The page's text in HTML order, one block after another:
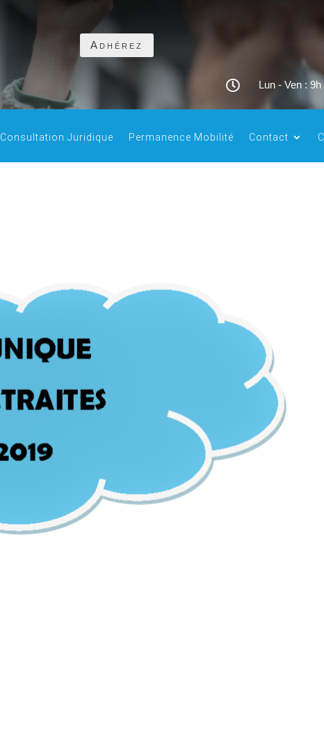
Adhérez
 Lun - Ven : 9h
Consultation Juridique Permanence Mobilité Contact